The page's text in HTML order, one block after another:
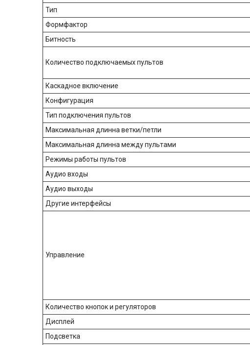
Тип
Формфактор
Битность
Количество подключаемых пультов
Каскадное включение
Конфигурация
Тип подключения пультов
Максимальная длинна ветки/петли
Максимальная длинна между пультами
Режимы работы пультов
Аудио входы
Аудио выходы
Другие интерфейсы
Управление
Количество кнопок и регуляторов
Дисплей
Подсветка